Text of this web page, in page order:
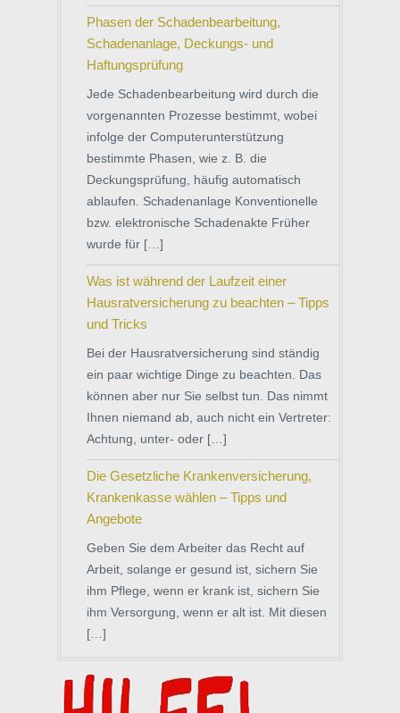
Phasen der Schadenbearbeitung,
Schadenanlage, Deckungs- und
Haftungsprüfung
Jede Schadenbearbeitung wird durch die
vorgenannten Prozesse bestimmt, wobei
infolge der Computerunterstützung
bestimmte Phasen, wie z. B. die
Deckungsprüfung, häufig automatisch
ablaufen. Schadenanlage Konventionelle
bzw. elektronische Schadenakte Früher
wurde für […]
Was ist während der Laufzeit einer
Hausratversicherung zu beachten – Tipps
und Tricks
Bei der Hausratversicherung sind ständig
ein paar wichtige Dinge zu beachten. Das
können aber nur Sie selbst tun. Das nimmt
Ihnen niemand ab, auch nicht ein Vertreter:
Achtung, unter- oder […]
Die Gesetzliche Krankenversicherung,
Krankenkasse wählen – Tipps und
Angebote
Geben Sie dem Arbeiter das Recht auf
Arbeit, solange er gesund ist, sichern Sie
ihm Pflege, wenn er krank ist, sichern Sie
ihm Versorgung, wenn er alt ist. Mit diesen
[…]